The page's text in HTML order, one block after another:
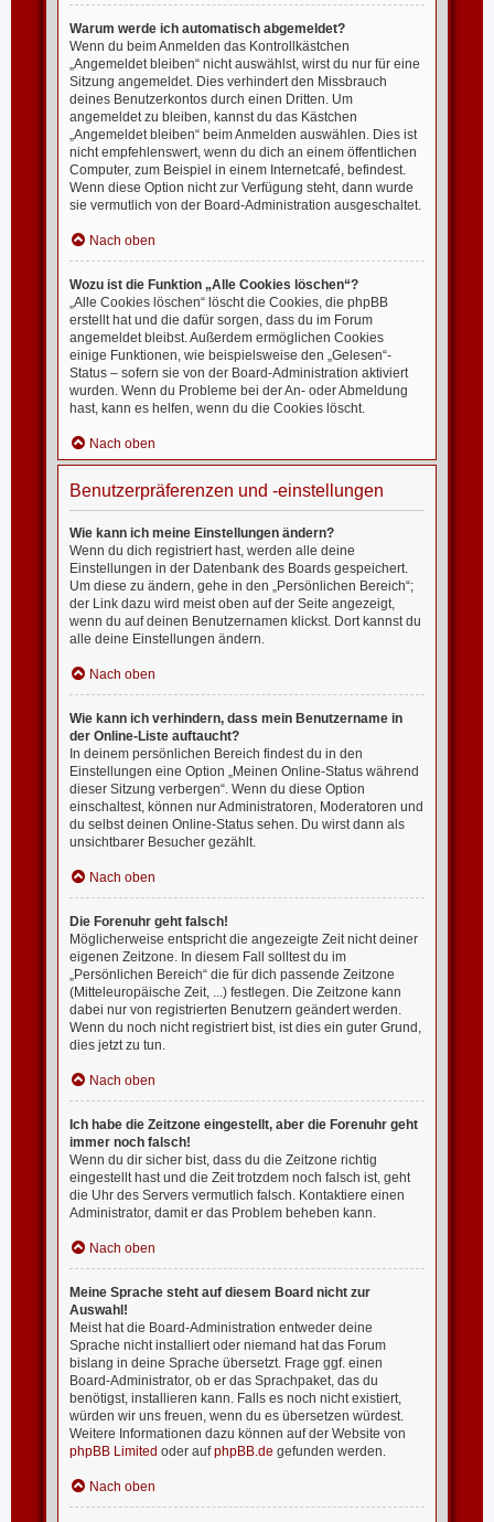
Warum werde ich automatisch abgemeldet?
Wenn du beim Anmelden das Kontrollkästchen
„Angemeldet bleiben“ nicht auswählst, wirst du nur für eine
Sitzung angemeldet. Dies verhindert den Missbrauch
deines Benutzerkontos durch einen Dritten. Um
angemeldet zu bleiben, kannst du das Kästchen
„Angemeldet bleiben“ beim Anmelden auswählen. Dies ist
nicht empfehlenswert, wenn du dich an einem öffentlichen
Computer, zum Beispiel in einem Internetcafé, befindest.
Wenn diese Option nicht zur Verfügung steht, dann wurde
sie vermutlich von der Board-Administration ausgeschaltet.
Nach oben
Wozu ist die Funktion „Alle Cookies löschen“?
„Alle Cookies löschen“ löscht die Cookies, die phpBB
erstellt hat und die dafür sorgen, dass du im Forum
angemeldet bleibst. Außerdem ermöglichen Cookies
einige Funktionen, wie beispielsweise den „Gelesen“-
Status – sofern sie von der Board-Administration aktiviert
wurden. Wenn du Probleme bei der An- oder Abmeldung
hast, kann es helfen, wenn du die Cookies löscht.
Nach oben
Benutzerpräferenzen und -einstellungen
Wie kann ich meine Einstellungen ändern?
Wenn du dich registriert hast, werden alle deine
Einstellungen in der Datenbank des Boards gespeichert.
Um diese zu ändern, gehe in den „Persönlichen Bereich“;
der Link dazu wird meist oben auf der Seite angezeigt,
wenn du auf deinen Benutzernamen klickst. Dort kannst du
alle deine Einstellungen ändern.
Nach oben
Wie kann ich verhindern, dass mein Benutzername in
der Online-Liste auftaucht?
In deinem persönlichen Bereich findest du in den
Einstellungen eine Option „Meinen Online-Status während
dieser Sitzung verbergen“. Wenn du diese Option
einschaltest, können nur Administratoren, Moderatoren und
du selbst deinen Online-Status sehen. Du wirst dann als
unsichtbarer Besucher gezählt.
Nach oben
Die Forenuhr geht falsch!
Möglicherweise entspricht die angezeigte Zeit nicht deiner
eigenen Zeitzone. In diesem Fall solltest du im
„Persönlichen Bereich“ die für dich passende Zeitzone
(Mitteleuropäische Zeit, ...) festlegen. Die Zeitzone kann
dabei nur von registrierten Benutzern geändert werden.
Wenn du noch nicht registriert bist, ist dies ein guter Grund,
dies jetzt zu tun.
Nach oben
Ich habe die Zeitzone eingestellt, aber die Forenuhr geht
immer noch falsch!
Wenn du dir sicher bist, dass du die Zeitzone richtig
eingestellt hast und die Zeit trotzdem noch falsch ist, geht
die Uhr des Servers vermutlich falsch. Kontaktiere einen
Administrator, damit er das Problem beheben kann.
Nach oben
Meine Sprache steht auf diesem Board nicht zur
Auswahl!
Meist hat die Board-Administration entweder deine
Sprache nicht installiert oder niemand hat das Forum
bislang in deine Sprache übersetzt. Frage ggf. einen
Board-Administrator, ob er das Sprachpaket, das du
benötigst, installieren kann. Falls es noch nicht existiert,
würden wir uns freuen, wenn du es übersetzen würdest.
Weitere Informationen dazu können auf der Website von
phpBB Limited oder aufphpBB.de gefunden werden.
Nach oben